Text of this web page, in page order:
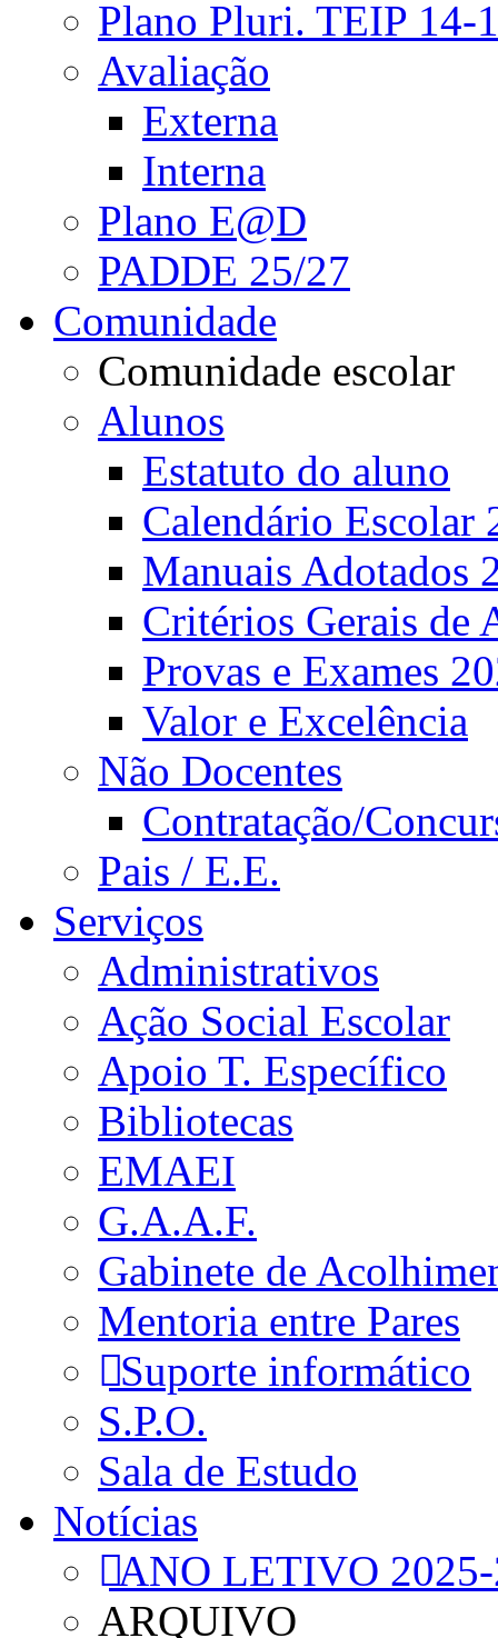
Plano Pluri. TEIP 14-
Avaliação
Externa
Interna
Plano E@D
PADDE 25/27
Comunidade
Comunidade escolar
Alunos
Estatuto do aluno
Calendário Escolar
Manuais Adotados
Critérios Gerais de
Provas e Exames
Valor e Excelência
Não Docentes
Contratação/
Pais / E.E.
Serviços
Administrativos
Ação Social Escolar
Apoio T. Específico
Bibliotecas
EMAEI
G.A.A.F.
Gabinete de
Mentoria entre Pares
Suporte informático
S.P.O.
Sala de Estudo
Notícias
ANO LETIVO
ARQUIVO